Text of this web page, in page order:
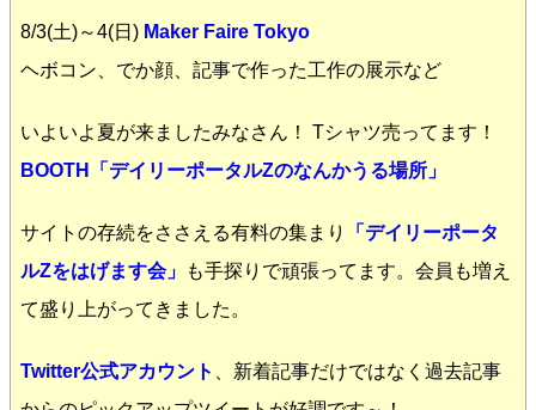
8/3(土)～4(日) Maker Faire Tokyo
ヘボコン、でか顔、記事で作った工作の展示など
いよいよ夏が来ましたみなさん！ Tシャツ売ってます！
BOOTH「デイリーポータルZのなんかうる場所」
サイトの存続をささえる有料の集まり
「デイリーポータ
ルZをはげます会」
も手探りで頑張ってます。会員も増え
て盛り上がってきました。
Twitter公式アカウント
、新着記事だけではなく過去記事